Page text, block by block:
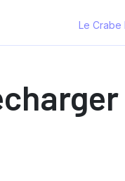
Le Crabe